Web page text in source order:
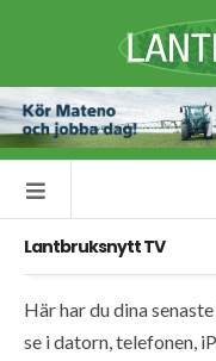
Lantbruksnytt TV
Här har du dina
se i datorn, telefonen,